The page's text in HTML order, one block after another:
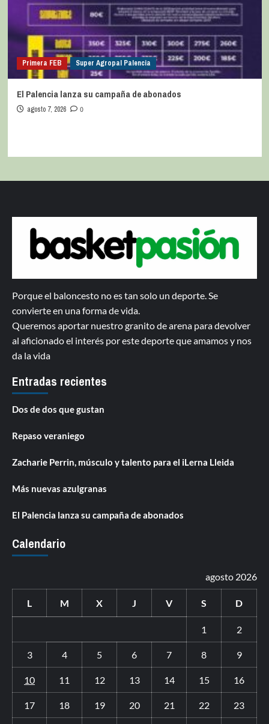
Primera FEB Super Agropal Palencia
El Palencia lanza su campaña de abonados
agosto 7, 2026 0
Porque el baloncesto no es tan solo un deporte. Se
convierte en una forma de vida.
Queremos aportar nuestro granito de arena para devolver
al aficionado el interés por este deporte que amamos y nos
da la vida
Entradas recientes
Dos de dos que gustan
Repaso veraniego
Zacharie Perrin, músculo y talento para el iLerna Lleida
Más nuevas azulgranas
El Palencia lanza su campaña de abonados
Calendario
agosto 2026
L M X J V S D
1 2
3 4 5 6 7 8 9
10 11 12 13 14 15 16
17 18 19 20 21 22 23